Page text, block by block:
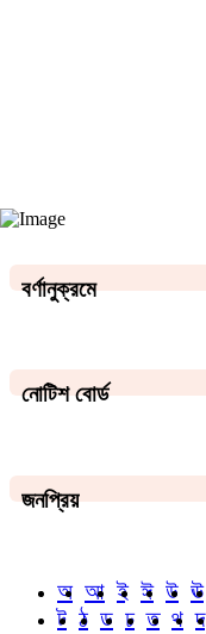
বর্ণানুক্রমে
নোটিশ বোর্ড
জনপ্রিয়
অ আ ই ঈ উ ঊ
ট ঠ ড ঢ ত থ দ